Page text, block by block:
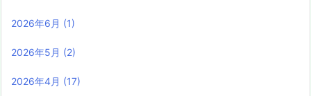
2026年6月 (1)
2026年5月 (2)
2026年4月 (17)